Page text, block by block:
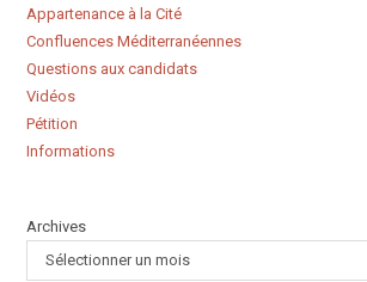
Appartenance à la Cité
Confluences Méditerranéennes
Questions aux candidats
Vidéos
Pétition
Informations
Archives
Sélectionner un mois